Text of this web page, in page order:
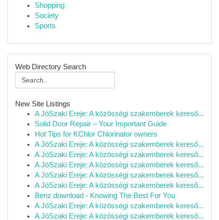
Shopping
Society
Sports
Web Directory Search
New Site Listings
A JóSzaki Ereje: A közösségi szakemberek kereső...
Solid Door Repair – Your Important Guide
Hot Tips for KChlor Chlorinator owners
A JóSzaki Ereje: A közösségi szakemberek kereső...
A JóSzaki Ereje: A közösségi szakemberek kereső...
A JóSzaki Ereje: A közösségi szakemberek kereső...
A JóSzaki Ereje: A közösségi szakemberek kereső...
A JóSzaki Ereje: A közösségi szakemberek kereső...
Benz download - Knowing The Best For You
A JóSzaki Ereje: A közösségi szakemberek kereső...
A JóSzaki Ereje: A közösségi szakemberek kereső...